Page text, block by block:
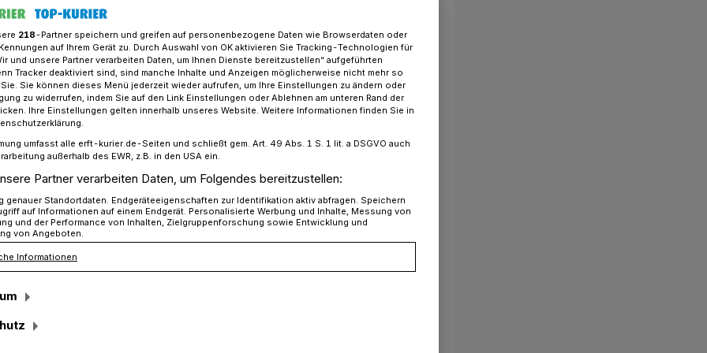
Woman Police Officer Award of the Year 2025"
Königs vom Wachdienst in
von UN-
António
Stephanie Königs wird heute
Police Officer of the Year Award
218-Partner speichern und greifen auf personenbezogene Daten wie Browserdaten oder
auf Ihrem Gerät zu. Durch Auswahl von OK aktivieren Sie Tracking-Technologien für
und unsere Partner verarbeiten Daten, um Ihnen Dienste bereitzustellen“ aufgeführten
Tracker deaktiviert sind, sind manche Inhalte und Anzeigen möglicherweise nicht mehr so
Sie können dieses Menü jederzeit wieder aufrufen, um Ihre Einstellungen zu ändern oder
zu widerrufen, indem Sie auf den Link Einstellungen oder Ablehnen am unteren Rand der
Ihre Einstellungen gelten innerhalb unseres Website. Weitere Informationen finden Sie in
umfasst alle erft-kurier.de-Seiten und schließt gem. Art. 49 Abs. 1 S. 1 lit. a DSGVO auch
außerhalb des EWR, z.B. in den USA ein.
Partner verarbeiten Daten, um Folgendes bereitzustellen:
genauer Standortdaten. Endgeräteeigenschaften zur Identifikation aktiv abfragen. Speichern
auf Informationen auf einem Endgerät. Personalisierte Werbung und Inhalte, Messung von
und der Performance von Inhalten, Zielgruppenforschung sowie Entwicklung und
von Angeboten.
Informationen